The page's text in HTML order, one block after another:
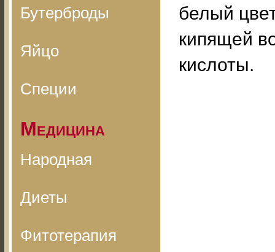
Бутерброды
Яйцо
Специи
Медицина
Народная
Диеты
Фитотерапия
белый
кипящей
кислоты.